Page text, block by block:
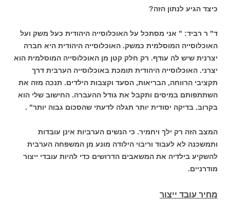
כיצד הגיע לנתון הזה?
ד" ר רביד: " אני מסתכל על האוכלוסייה היהודית כעל משק ועל
האוכלוסייה המוסלמית כמשק. האוכלוסייה היהודית היא חברה
יצרנית שיש לה עודף. רק חלק קטן מן האוכלוסייה המוסלמית הוא
יצרני. האוכלוסייה היהודית תומכת באוכלוסייה הערבית דרך
תקציבי הרווחה, הבריאות, הסעד וקצבות הילדים. תנכה מזה את
השתתפותם במיסים ותקבל את גודל ההעברה. החישוב שלי הוא
בקרוב. בדיקה יסודית יותר תגלה לדעתי שהסכום גבוה יותר" .
המצב הזה רק ילך ויחמיר. כי הנשים הערביות אינן עובדות
ותמשכנה לא לעבוד וריבוי הילודה מונע מן המשפחה הערבית
להשקיע בילדיה את המשאבים הדרושים כדי להיות עובדי ייצור
מודרניים.
מחיר עובד ייצור